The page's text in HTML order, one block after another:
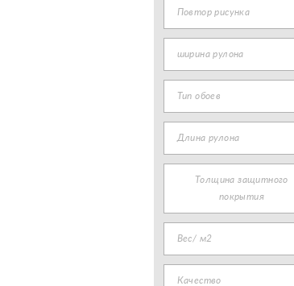
Повтор рисунка
ширина рулона
Тип обоев
Длина рулона
Толщина защитного
покрытия
Вес/ м2
Качество